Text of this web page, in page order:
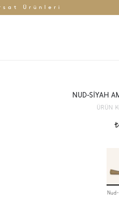
Ürünleri
NUD-SİYAH
ÜRÜN
t